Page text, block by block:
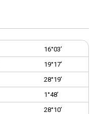
16°03’
19°17’
28°19’
1°48’
28°10’